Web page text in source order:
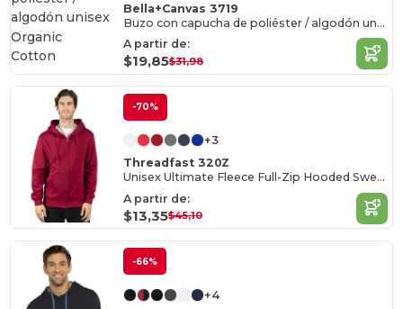
Bella+Canvas 3719
Buzo con capucha de poliéster / algodón unisex
A partir de:
$19,85$31,98
Organic
Cotton
-70%
+3
Threadfast 320Z
Unisex Ultimate Fleece Full-Zip Hooded Sweatshirt
A partir de:
$13,35$45,10
-66%
+4